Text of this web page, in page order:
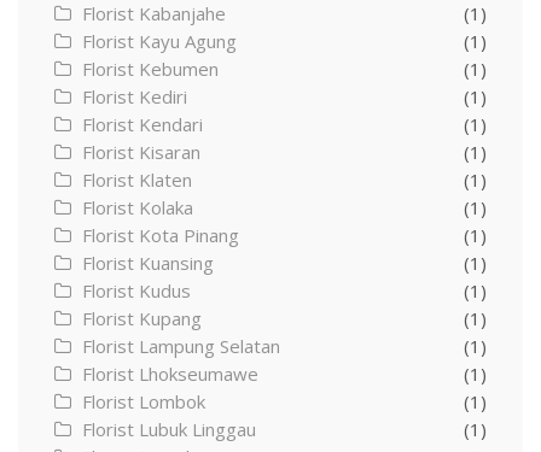
Florist Kabanjahe
(1)
Florist Kayu Agung
(1)
Florist Kebumen
(1)
Florist Kediri
(1)
Florist Kendari
(1)
Florist Kisaran
(1)
Florist Klaten
(1)
Florist Kolaka
(1)
Florist Kota Pinang
(1)
Florist Kuansing
(1)
Florist Kudus
(1)
Florist Kupang
(1)
Florist Lampung Selatan
(1)
Florist Lhokseumawe
(1)
Florist Lombok
(1)
Florist Lubuk Linggau
(1)